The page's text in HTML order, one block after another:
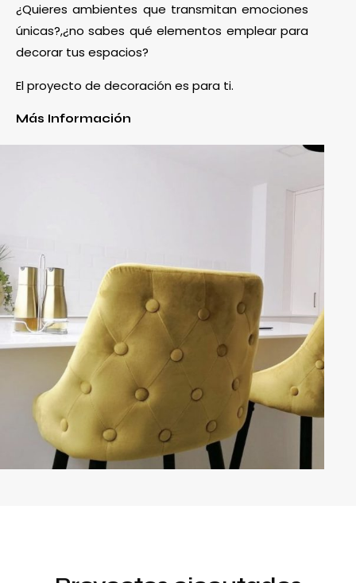
¿Quieres ambientes que transmitan emociones
únicas?,¿no sabes qué elementos emplear para
decorar tus espacios?
El proyecto de decoración es para ti.
Más Información